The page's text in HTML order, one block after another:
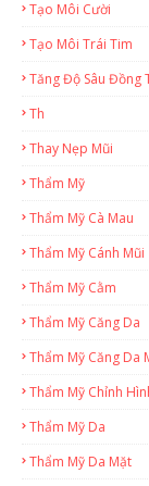
Tạo Môi Cười
Tạo Môi Trái Tim
Tăng Độ Sâu Đồng
Th
Thay Nẹp Mũi
Thẩm Mỹ
Thẩm Mỹ Cà Mau
Thẩm Mỹ Cánh Mũi
Thẩm Mỹ Cằm
Thẩm Mỹ Căng Da
Thẩm Mỹ Căng Da
Thẩm Mỹ Chỉnh
Thẩm Mỹ Da
Thẩm Mỹ Da Mặt